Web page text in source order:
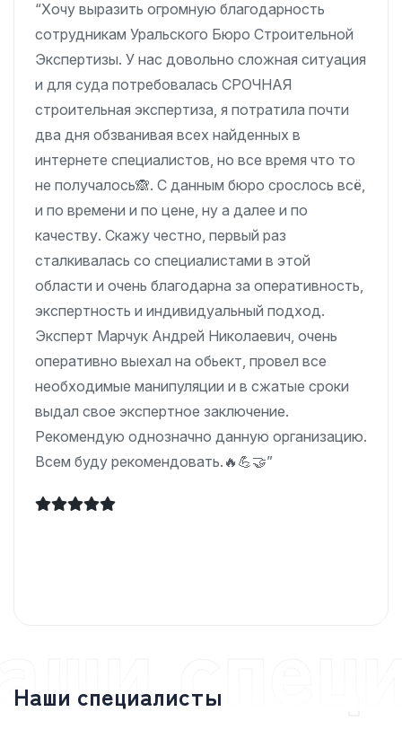
“Хочу выразить огромную благодарность
сотрудникам Уральского Бюро Строительной
Экспертизы. У нас довольно сложная ситуация
и для суда потребовалась СРОЧНАЯ
строительная экспертиза, я потратила почти
два дня обзванивая всех найденных в
интернете специалистов, но все время что то
не получалось🙈. С данным бюро срослось всё,
и по времени и по цене, ну а далее и по
качеству. Скажу честно, первый раз
сталкивалась со специалистами в этой
области и очень благодарна за оперативность,
экспертность и индивидуальный подход.
Эксперт Марчук Андрей Николаевич, очень
оперативно выехал на обьект, провел все
необходимые манипуляции и в сжатые сроки
выдал свое экспертное заключение.
Рекомендую однозначно данную организацию.
Всем буду рекомендовать.🔥💪🤝”
Наши специалисты